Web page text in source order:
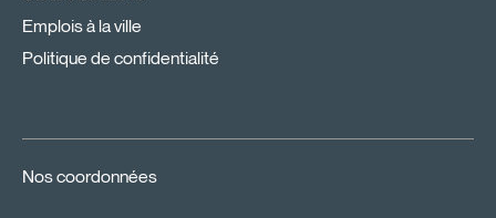
Emplois à la ville
Politique de confidentialité
Nos coordonnées